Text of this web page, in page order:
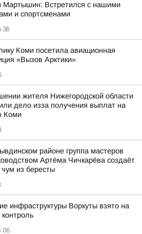
Мартышин: Встретился с нашими
и спортсменами
Коми посетила авиационная
«Вызов Арктики»
жителя Нижегородской области
дело изза получения выплат на
Коми
районе группа мастеров
Артёма Чичкарёва создаёт
чум из бересты
инфраструктуры Воркуты взято на